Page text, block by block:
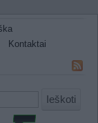
Kontaktai
Ieškoti